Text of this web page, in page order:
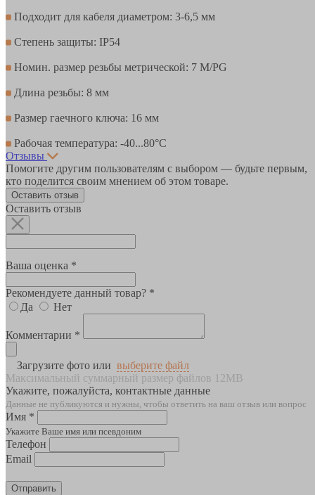
Подходит для кабеля диаметром: 3-6,5 мм
Степень защиты: IP54
Номин. размер резьбы метрической: 7 M/PG
Длина резьбы: 8 мм
Размер гаечного ключа: 16 мм
Рабочая температура: -40...80°С
Отзывы
Помогите другим пользователям с выбором — будьте первым,
кто поделится своим мнением об этом товаре.
Оставить отзыв
Оставить отзыв
Ваша оценка *
Рекомендуете данный товар? *
Да
Нет
Комментарии *
Загрузите фото или выберите файл
Максимальный суммарный размер файлов 12MB
Укажите, пожалуйста, контактные данные
Данные не публикуются и нужны, чтобы ответить на ваш отзыв или вопрос
Имя *
Укажите Ваше имя или псевдоним
Телефон
Email
Отправить